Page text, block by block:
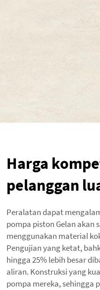
Harga
pelanggan
Peralatan dapat
pompa piston Gelan
menggunakan material
Pengujian yang ketat,
hingga 25% lebih besar
aliran. Konstruksi yang
pompa mereka, sehingga